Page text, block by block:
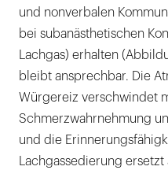
und nonverbalen
bei subanästhetischen
Lachgas) erhalten
bleibt ansprechbar. Die
Würgereiz verschwindet
Schmerzwahrnehmung
und die
Lachgassedierung